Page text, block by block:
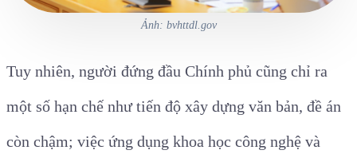
Ảnh: bvhttdl.gov
Tuy nhiên, người đứng đầu Chính phủ cũng chỉ ra
một số hạn chế như tiến độ xây dựng văn bản, đề án
còn chậm; việc ứng dụng khoa học công nghệ và